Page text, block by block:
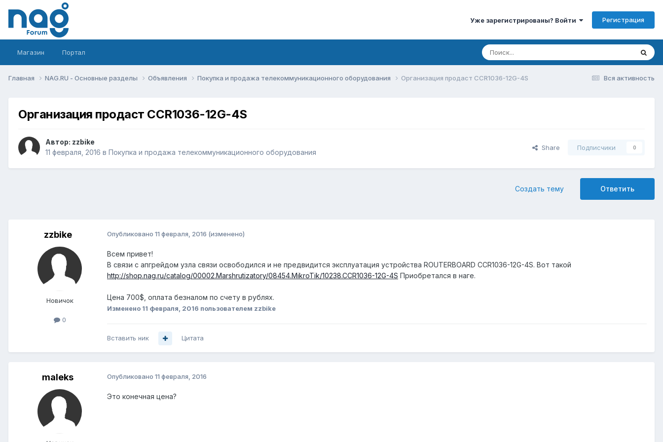
Уже зарегистрированы? Войти Регистрация
Магазин Портал
Вся активность
Главная NAG.RU - Основные разделы Объявления Покупка и продажа телекоммуникационного оборудования Организация продаст CCR1036-12G-4S
Организация продаст CCR1036-12G-4S
Автор: zzbike
11 февраля, 2016 в Покупка и продажа телекоммуникационного оборудования
Share Подписчики 0
Ответить
Создать тему
zzbike
Новичок
0
Опубликовано 11 февраля, 2016 (изменено)
Всем привет!
В связи с апгрейдом узла связи освободился и не предвидится эксплуатация устройства ROUTERBOARD CCR1036-12G-4S. Вот такой
http://shop.nag.ru/catalog/00002.Marshrutizatory/08454.MikroTik/10238.CCR1036-12G-4S Приобретался в наге.
Цена 700$, оплата безналом по счету в рублях.
Изменено 11 февраля, 2016 пользователем zzbike
Вставить ник Цитата
maleks Опубликовано 11 февраля, 2016
Это конечная цена?